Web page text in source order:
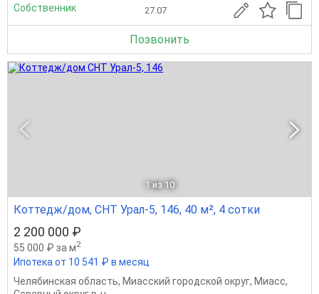
Собственник 27.07
Позвонить
1 из 10
Коттедж/дом, СНТ Урал-5, 146, 40 м², 4 сотки
2 200 000 ₽
55 000 ₽ за м2
Ипотека от 10 541 ₽ в месяц
Челябинская область, Миасский городской округ, Миасс,